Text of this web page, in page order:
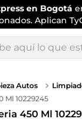
en Bogotá
Aplican
lo que estás
Autos
Ml 10229245
450 Ml